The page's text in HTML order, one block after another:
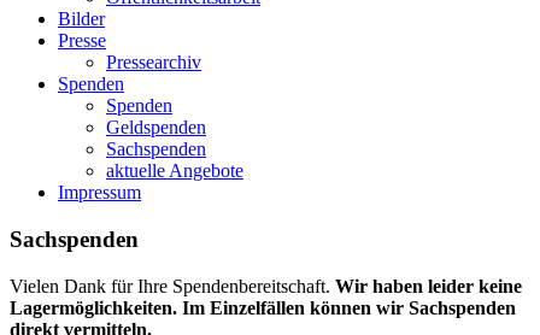
Bilder
Presse
Pressearchiv
Spenden
Spenden
Geldspenden
Sachspenden
aktuelle Angebote
Impressum
Sachspenden
Vielen Dank für Ihre Spendenbereitschaft. Wir haben leider keine
Lagermöglichkeiten. Im Einzelfällen können wir Sachspenden
direkt vermitteln.